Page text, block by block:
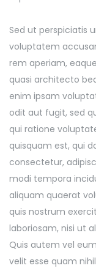
Sed ut perspiciatis
voluptatem
rem aperiam,
quasi architecto
enim ipsam
odit aut fugit, sed
qui ratione
quisquam est, qui
consectetur,
modi tempora
aliquam quaerat
quis nostrum
laboriosam, nisi ut
Quis autem vel
velit esse quam